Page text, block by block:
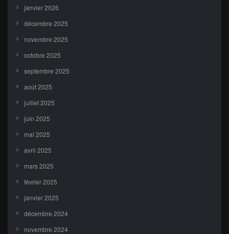
janvier 2026
décembre 2025
novembre 2025
octobre 2025
septembre 2025
août 2025
juillet 2025
juin 2025
mai 2025
avril 2025
mars 2025
février 2025
janvier 2025
décembre 2024
novembre 2024